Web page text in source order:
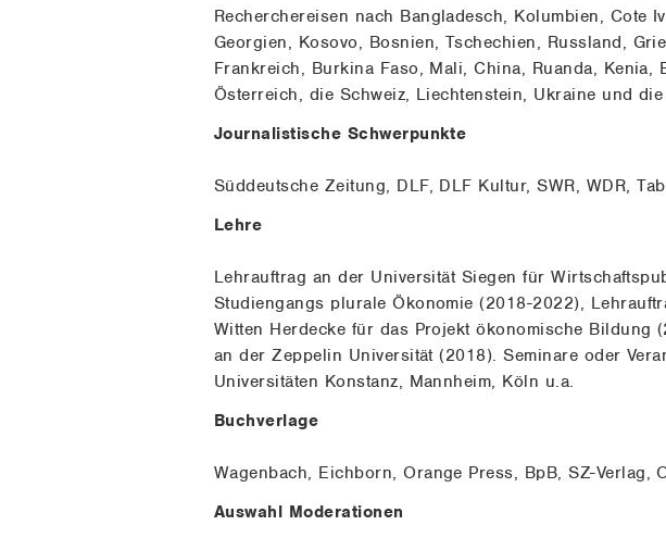
Recherchereisen nach Bangladesch, Kolumbien, Cote
Georgien, Kosovo, Bosnien, Tschechien, Russland,
Frankreich, Burkina Faso, Mali, China, Ruanda, Kenia,
Österreich, die Schweiz, Liechtenstein, Ukraine und die
Journalistische Schwerpunkte
Süddeutsche Zeitung, DLF, DLF Kultur, SWR, WDR,
Lehre
Lehrauftrag an der Universität Siegen für
Studiengangs plurale Ökonomie (2018-2022),
Witten Herdecke für das Projekt ökonomische Bildung
an der Zeppelin Universität (2018). Seminare oder
Universitäten Konstanz, Mannheim, Köln u.a.
Buchverlage
Wagenbach, Eichborn, Orange Press, BpB, SZ-Verlag,
Auswahl Moderationen